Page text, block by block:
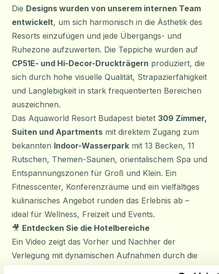
Die Designs wurden von unserem internen Team
entwickelt, um sich harmonisch in die Ästhetik des
Resorts einzufügen und jede Übergangs- und
Ruhezone aufzuwerten. Die Teppiche wurden auf
CP51E- und Hi-Decor-Druckträgern produziert, die
sich durch hohe visuelle Qualität, Strapazierfähigkeit
und Langlebigkeit in stark frequentierten Bereichen
auszeichnen.
Das Aquaworld Resort Budapest bietet 309 Zimmer,
Suiten und Apartments mit direktem Zugang zum
bekannten Indoor-Wasserpark mit 13 Becken, 11
Rutschen, Themen-Saunen, orientalischem Spa und
Entspannungszonen für Groß und Klein. Ein
Fitnesscenter, Konferenzräume und ein vielfältiges
kulinarisches Angebot runden das Erlebnis ab –
ideal für Wellness, Freizeit und Events.
🎥 Entdecken Sie die Hotelbereiche
Ein Video zeigt das Vorher und Nachher der
Verlegung mit dynamischen Aufnahmen durch die